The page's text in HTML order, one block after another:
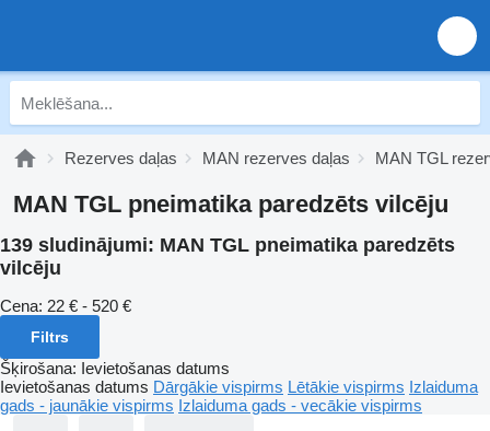
Rezerves daļas MAN rezerves daļas MAN TGL
MAN TGL pneimatika paredzēts vilcēju
139 sludinājumi: MAN TGL pneimatika paredzēts
vilcēju
Cena: 22 € - 520 €
Filtrs
Šķirošana: Ievietošanas datums
Ievietošanas datums Dārgākie vispirms Lētākie vispirms Izlaiduma
gads - jaunākie vispirms Izlaiduma gads - vecākie vispirms